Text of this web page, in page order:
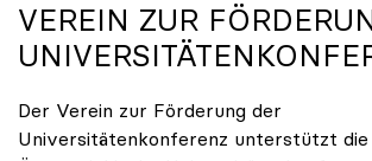
VEREIN ZUR
Der Verein zur Förderung der
Universitätenkonferenz unterstützt die